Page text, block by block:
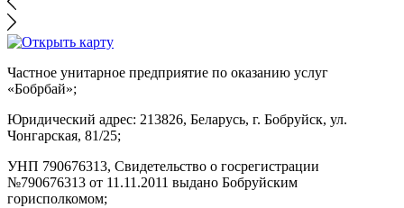
Частное унитарное предприятие по оказанию услуг
«Бобрбай»;
Юридический адрес: 213826, Беларусь, г. Бобруйск, ул.
Чонгарская, 81/25;
УНП 790676313, Свидетельство о госрегистрации
№790676313 от 11.11.2011 выдано Бобруйским
горисполкомом;